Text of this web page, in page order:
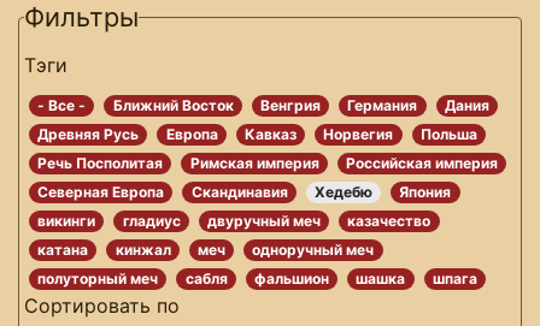
Фильтры
Тэги
- Все - Ближний Восток Венгрия Германия
Дания
Древняя Русь
Европа Кавказ Норвегия
Польша
Речь Посполитая
Римская империя
Российская империя
Северная Европа
Скандинавия Хедебю
Япония
викинги
гладиус двуручный меч
казачество
катана
кинжал меч
одноручный меч
полуторный меч
сабля фальшион шашка шпага
Сортировать по